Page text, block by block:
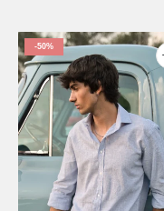
-50%